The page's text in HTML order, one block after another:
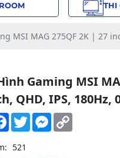
THI
MSI MAG 275QF 2K | 27
Gaming MSI
QHD, IPS, 180Hz,
Facebook
TwitterMessenger
521